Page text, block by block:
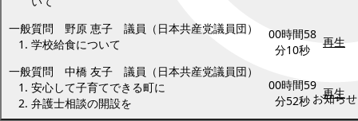
お知らせ
一般質問 野原 恵子 議員（日本共産党議員団）
学校給食について
00時間58
分10秒
再生
一般質問 中橋 友子 議員（日本共産党議員団）
安心して子育てできる町に
弁護士相談の開設を
00時間59
分52秒
再生